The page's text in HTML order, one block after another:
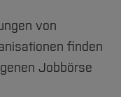
von
finden
Jobbörse